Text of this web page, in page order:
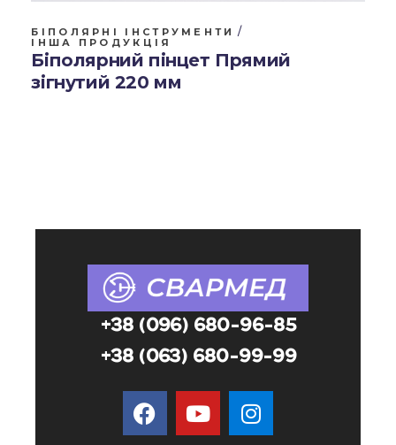
БІПОЛЯРНІ ІНСТРУМЕНТИ
ІНША ПРОДУКЦІЯ
Біполярний пінцет Прямий
зігнутий 220 мм
+38 (096) 680-96-85
+38 (063) 680-99-99